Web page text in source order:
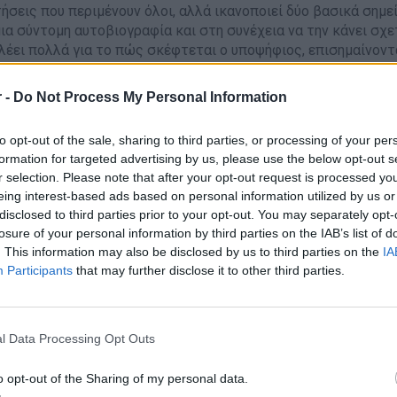
- Do Not Process My Personal Information
opt-out of the sale, sharing to third parties, or processing of your
for targeted advertising by us, please use the below opt-out
selection. Please note that after your opt-out request is processed
interest-based ads based on personal information utilized by us
to third parties prior to your opt-out. You may separately
of your personal information by third parties on the IAB’s list of
This information may also be disclosed by us to third parties on the
Participants that may further disclose it to other third parties.
Data Processing Opt Outs
opt-out of the Sharing of my personal data.
που περιμένουν όλοι, αλλά ικανοποιεί δύο βασικά
σύντομη αυτοβιογραφία και στη συνέχεια να την κάνει
πολλά για το πώς σκέφτεται ο υποψήφιος,
μέχρι στιγμής.
είναι συνοπτική, σχετική και έχει ως στόχο να
υποβάλει αίτηση. Μια ολοκληρωμένη απάντηση θα καλύπτει
αυτή
ή τον ρόλο και
προηγούμενων επιτευγμάτων.
μπορεί να χρησιμοποιηθεί ως σημείο εκκίνησης για να
αίτηση για τη συγκεκριμένη θέση;